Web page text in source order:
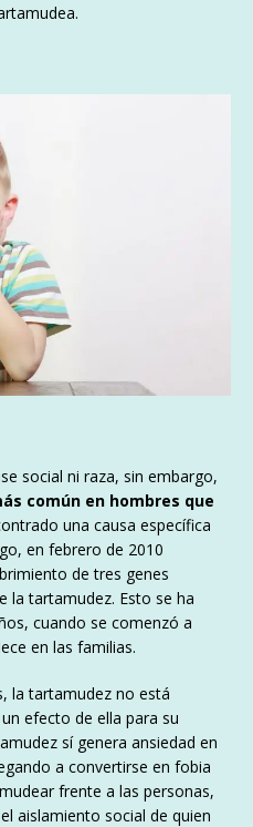
social ni raza, sin embargo,
común en hombres que
una causa específica
en febrero de 2010
de tres genes
la tartamudez. Esto se ha
cuando se comenzó a
en las familias.
la tartamudez no está
efecto de ella para su
sí genera ansiedad en
a convertirse en fobia
frente a las personas,
aislamiento social de quien